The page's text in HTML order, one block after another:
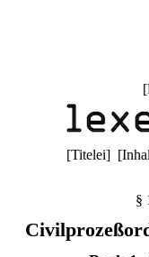
[
[Titelei] [
§